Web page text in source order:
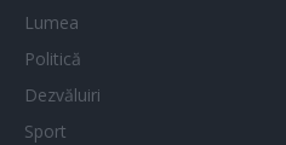
Lumea
Politică
Dezvăluiri
Sport